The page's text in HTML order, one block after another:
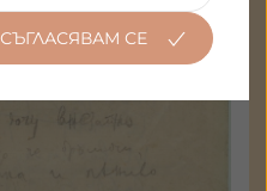
СЪГЛАСЯВАМ СЕ